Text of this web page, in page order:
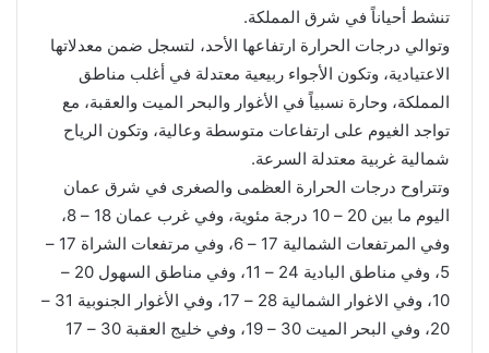
تنشط أحياناً في شرق المملكة.
وتوالي درجات الحرارة ارتفاعها الأحد، لتسجل ضمن معدلاتها
الاعتيادية، وتكون الأجواء ربيعية معتدلة في أغلب مناطق
المملكة، وحارة نسبياً في الأغوار والبحر الميت والعقبة، مع
تواجد الغيوم على ارتفاعات متوسطة وعالية، وتكون الرياح
شمالية غربية معتدلة السرعة.
وتتراوح درجات الحرارة العظمى والصغرى في شرق عمان
اليوم ما بين 20 – 10 درجة مئوية، وفي غرب عمان 18 – 8،
وفي المرتفعات الشمالية 17 – 6، وفي مرتفعات الشراة 17 –
5، وفي مناطق البادية 24 – 11، وفي مناطق السهول 20 –
10، وفي الاغوار الشمالية 28 – 17، وفي الأغوار الجنوبية 31 –
20، وفي البحر الميت 30 – 19، وفي خليج العقبة 30 – 17